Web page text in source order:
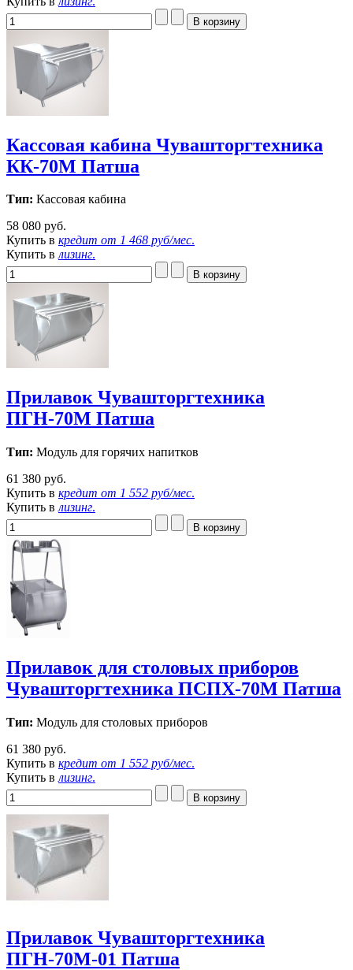
Кассовая кабина Чувашторгтехника
КК-70М Патша
Тип: Кассовая кабина
58 080 руб.
Купить в кредит от 1 468 руб/мес.
Купить влизинг.
Прилавок Чувашторгтехника
ПГН-70М Патша
Тип: Модуль для горячих напитков
61 380 руб.
Купить в кредит от 1 552 руб/мес.
Купить в лизинг.
Прилавок для столовых приборов
Чувашторгтехника ПСПХ-70М Патша
Тип: Модуль для столовых приборов
61 380 руб.
Купить в кредит от 1 552 руб/мес.
Купить в лизинг.
Прилавок Чувашторгтехника
ПГН-70М-01 Патша